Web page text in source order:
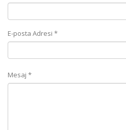
E-posta Adresi *
Mesaj *